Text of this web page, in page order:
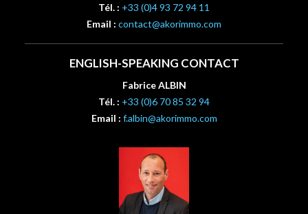
Tél. : +33 (0)4 93 72 94 11
Email : contact@akorimmo.com
ENGLISH-SPEAKING CONTACT
Fabrice ALBIN
Tél. : +33 (0)6 70 85 32 94
Email : f.albin@akorimmo.com